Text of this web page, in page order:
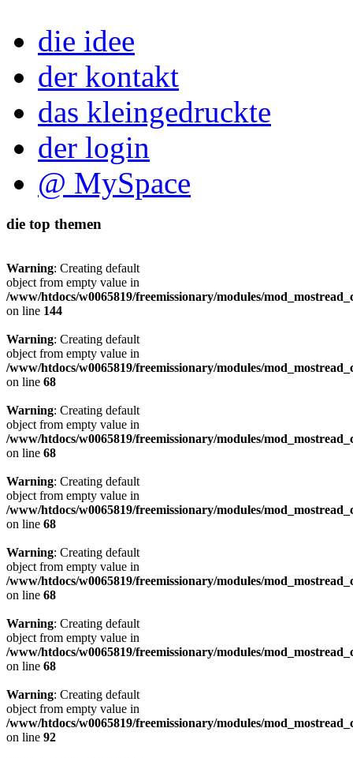
die idee
der kontakt
das kleingedruckte
der login
@ MySpace
die top themen
Warning: Creating default
object from empty value in
/www/htdocs/w0065819/freemissionary/modules/
on line 144
Warning: Creating default
object from empty value in
/www/htdocs/w0065819/freemissionary/modules/
on line 68
Warning: Creating default
object from empty value in
/www/htdocs/w0065819/freemissionary/modules/
on line 68
Warning: Creating default
object from empty value in
/www/htdocs/w0065819/freemissionary/modules/
on line 68
Warning: Creating default
object from empty value in
/www/htdocs/w0065819/freemissionary/modules/
on line 68
Warning: Creating default
object from empty value in
/www/htdocs/w0065819/freemissionary/modules/
on line 68
Warning: Creating default
object from empty value in
/www/htdocs/w0065819/freemissionary/modules/
on line 92